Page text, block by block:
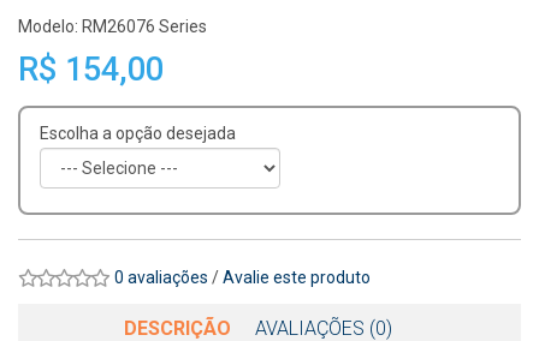
Modelo: RM26076 Series
R$ 154,00
Escolha a opção desejada
0 avaliações /Avalie este produto
DESCRIÇÃO AVALIAÇÕES (0)